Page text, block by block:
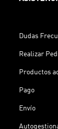
Dudas
Realizar
Productos
Pago
Envío